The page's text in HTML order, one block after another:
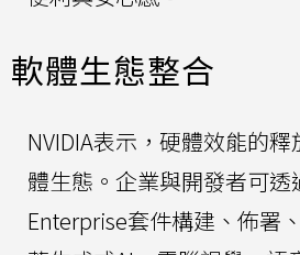
軟體生態整合
NVIDIA表示，硬體效能的
體生態。企業與開發者可透
Enterprise套件構建、佈署